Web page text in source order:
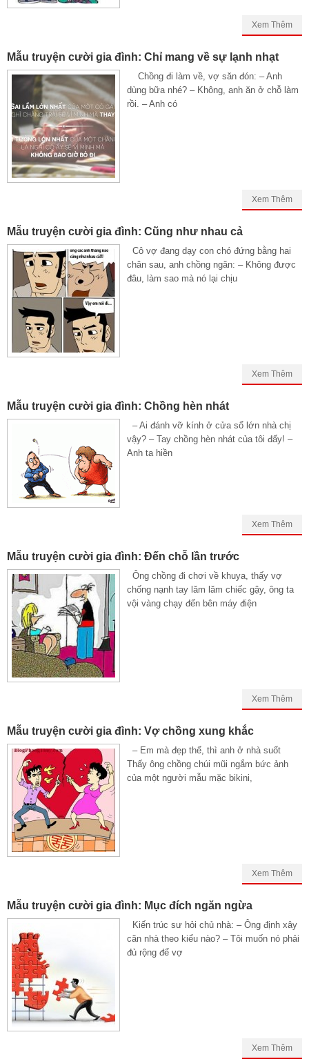
Xem Thêm
Mẫu truyện cười gia đình: Chỉ mang về sự lạnh nhạt
Chồng đi làm về, vợ săn đón: – Anh
dùng bữa nhé? – Không, anh ăn ở chỗ làm
rồi. – Anh có
Xem Thêm
Mẫu truyện cười gia đình: Cũng như nhau cả
Cô vợ đang dạy con chó đứng bằng hai
chân sau, anh chồng ngăn: – Không được
đâu, làm sao mà nó lại chịu
Xem Thêm
Mẫu truyện cười gia đình: Chồng hèn nhát
– Ai đánh vỡ kính ở cửa sổ lớn nhà chị
vậy? – Tay chồng hèn nhát của tôi đấy! –
Anh ta hiền
Xem Thêm
Mẫu truyện cười gia đình: Đến chỗ lần trước
Ông chồng đi chơi về khuya, thấy vợ
chống nạnh tay lăm lăm chiếc gậy, ông ta
vội vàng chạy đến bên máy điện
Xem Thêm
Mẫu truyện cười gia đình: Vợ chồng xung khắc
– Em mà đẹp thế, thì anh ở nhà suốt
Thấy ông chồng chúi mũi ngắm bức ảnh
của một người mẫu mặc bikini,
Xem Thêm
Mẫu truyện cười gia đình: Mục đích ngăn ngừa
Kiến trúc sư hỏi chủ nhà: – Ông định xây
căn nhà theo kiểu nào? – Tôi muốn nó phải
đủ rộng để vợ
Xem Thêm